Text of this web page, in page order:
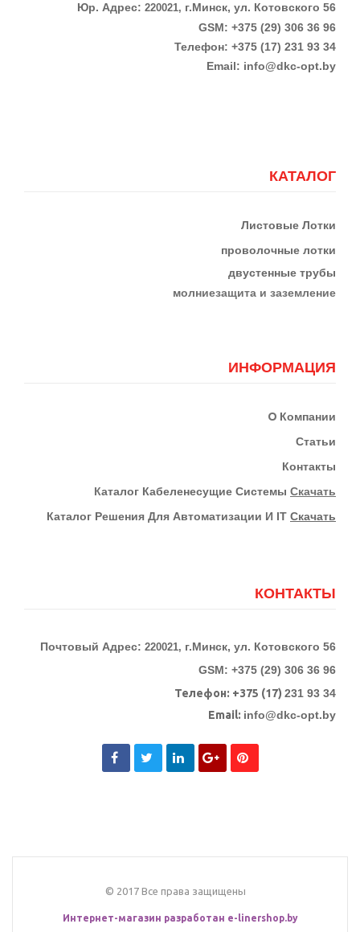
Юр. Адрес: 220021, г.Минск, ул. Котовского 56
GSM: +375 (29) 306 36 96
Телефон: +375 (17) 231 93 34
Email: info@dkc-opt.by
КАТАЛОГ
Листовые Лотки
проволочные лотки
двустенные трубы
молниезащита и заземление
ИНФОРМАЦИЯ
О Компании
Статьи
Контакты
КАталог Кабеленесущие Системы Скачать
Каталог Решения Для Автоматизации И IT Скачать
КОНТАКТЫ
Почтовый Адрес: 220021, г.Минск, ул. Котовского 56
GSM: +375 (29) 306 36 96
Телефон: +375 (17) 231 93 34
Email: info@dkc-opt.by
© 2017 Все права защищены
Интернет-магазин разработан e-linershop.by